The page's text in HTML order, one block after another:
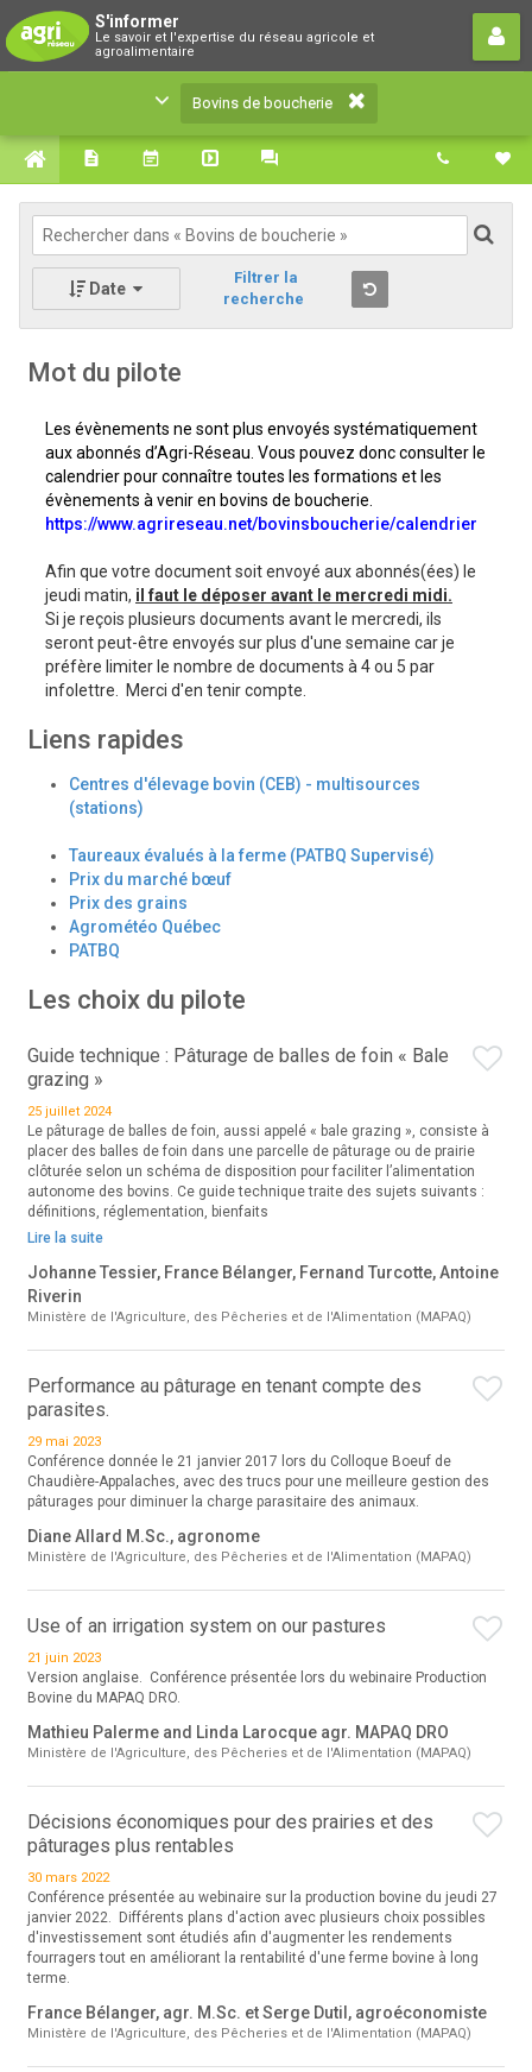
S'informer
Le savoir et l'expertise du réseau agricole et
agroalimentaire
Bovins de boucherie
Le savoir et l'expertise du réseau agricole et
agroalimentaire
Bovins de boucherie
Date
Filtrer la
recherche
Mot du pilote
Les évènements ne sont plus envoyés systématiquement
aux abonnés d’Agri-Réseau. Vous pouvez donc consulter le
calendrier pour connaître toutes les formations et les
évènements à venir en bovins de boucherie.
https://www.agrireseau.net/bovinsboucherie/calendrier
Afin que votre document soit envoyé aux abonnés(ées) le
jeudi matin, il faut le déposer avant le mercredi midi.
Si je reçois plusieurs documents avant le mercredi, ils
seront peut-être envoyés sur plus d'une semaine car je
préfère limiter le nombre de documents à 4 ou 5 par
infolettre. Merci d'en tenir compte.
Liens rapides
Centres d'élevage bovin (CEB) - multisources
(stations)
Taureaux évalués à la ferme (PATBQ Supervisé)
Prix du marché bœuf
Prix des grains
Agrométéo Québec
PATBQ
Les choix du pilote
Guide technique : Pâturage de balles de foin « Bale
grazing »
25 juillet 2024
Le pâturage de balles de foin, aussi appelé « bale grazing », consiste à
placer des balles de foin dans une parcelle de pâturage ou de prairie
clôturée selon un schéma de disposition pour faciliter l’alimentation
autonome des bovins. Ce guide technique traite des sujets suivants :
définitions, réglementation, bienfaits
Lire la suite
Johanne Tessier, France Bélanger, Fernand Turcotte, Antoine
Riverin
Ministère de l'Agriculture, des Pêcheries et de l'Alimentation (MAPAQ)
Performance au pâturage en tenant compte des
parasites.
29 mai 2023
Conférence donnée le 21 janvier 2017 lors du Colloque Boeuf de
Chaudière-Appalaches, avec des trucs pour une meilleure gestion des
pâturages pour diminuer la charge parasitaire des animaux.
Diane Allard M.Sc., agronome
Ministère de l'Agriculture, des Pêcheries et de l'Alimentation (MAPAQ)
Use of an irrigation system on our pastures
21 juin 2023
Version anglaise. Conférence présentée lors du webinaire Production
Bovine du MAPAQ DRO.
Mathieu Palerme and Linda Larocque agr. MAPAQ DRO
Ministère de l'Agriculture, des Pêcheries et de l'Alimentation (MAPAQ)
Décisions économiques pour des prairies et des
pâturages plus rentables
30 mars 2022
Conférence présentée au webinaire sur la production bovine du jeudi 27
janvier 2022. Différents plans d'action avec plusieurs choix possibles
d'investissement sont étudiés afin d'augmenter les rendements
fourragers tout en améliorant la rentabilité d'une ferme bovine à long
terme.
France Bélanger, agr. M.Sc. et Serge Dutil, agroéconomiste
Ministère de l'Agriculture, des Pêcheries et de l'Alimentation (MAPAQ)